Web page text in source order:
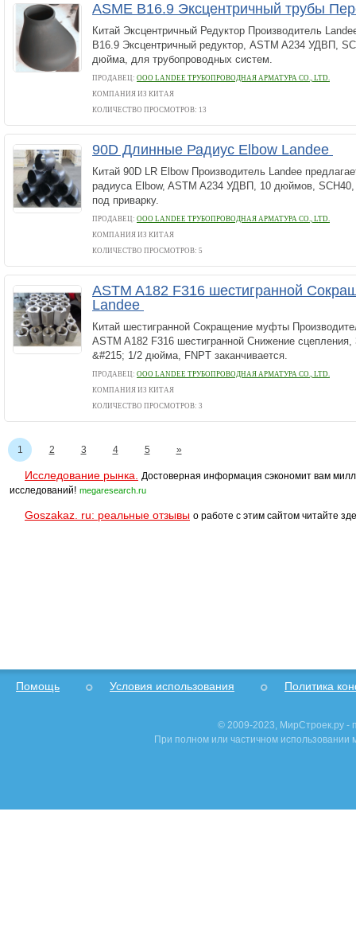
ASME B16.9 Эксцентричный трубы
Китай Эксцентричный Редуктор Производитель
B16.9 Эксцентричный редуктор, ASTM A234 УДВП,
дюйма, для трубопроводных систем.
ПРОДАВЕЦ: ООО LANDEE ТРУБОПРОВОДНАЯ АРМАТУРА CO., LTD.
КОМПАНИЯ ИЗ КИТАЯ
КОЛИЧЕСТВО ПРОСМОТРОВ: 13
90D Длинные Радиус Elbow Landee
Китай 90D LR Elbow Производитель Landee
радиуса Elbow, ASTM A234 УДВП, 10 дюймов,
под приварку.
ПРОДАВЕЦ: ООО LANDEE ТРУБОПРОВОДНАЯ АРМАТУРА CO., LTD.
КОМПАНИЯ ИЗ КИТАЯ
КОЛИЧЕСТВО ПРОСМОТРОВ: 5
ASTM A182 F316 шестигранной
Landee
Китай шестигранной Сокращение муфты
ASTM A182 F316 шестигранной Снижение
&#215; 1/2 дюйма, FNPT заканчивается.
ПРОДАВЕЦ: ООО LANDEE ТРУБОПРОВОДНАЯ АРМАТУРА CO., LTD.
КОМПАНИЯ ИЗ КИТАЯ
КОЛИЧЕСТВО ПРОСМОТРОВ: 3
1 2 3 4 5 »
Исследование рынка.
Достоверная информация сэкономит вам
исследований! megaresearch.ru
Goszakaz. ru: реальные отзывы о работе с этим сайтом читайте
Помощь Условия использования Политика
© 2009-2023, МирСтроек.ру -
При полном или частичном использовании